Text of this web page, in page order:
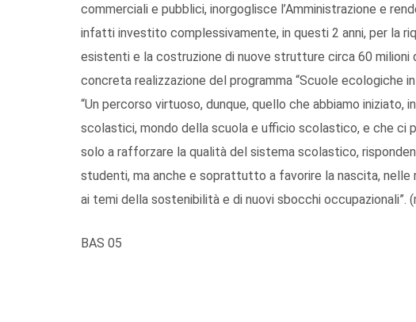
commerciali e pubblici, inorgoglisce l’Amministrazione e
infatti investito complessivamente, in questi 2 anni, per la
esistenti e la costruzione di nuove strutture circa 60 milioni
concreta realizzazione del programma “Scuole ecologiche
“Un percorso virtuoso, dunque, quello che abbiamo iniziato,
scolastici, mondo della scuola e ufficio scolastico, e che ci
solo a rafforzare la qualità del sistema scolastico,
studenti, ma anche e soprattutto a favorire la nascita, nelle
ai temi della sostenibilità e di nuovi sbocchi occupazionali”.
BAS 05